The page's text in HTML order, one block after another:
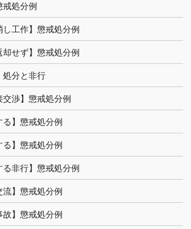
戒処分例
し工作】懲戒処分例
却せず】懲戒処分例
処分と非行
交渉】懲戒処分例
る】懲戒処分例
る】懲戒処分例
る非行】懲戒処分例
流】懲戒処分例
故】懲戒処分例